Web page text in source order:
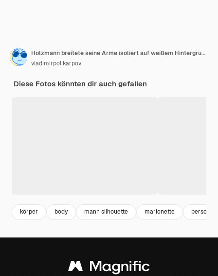
Holzmann breitete seine Arme isoliert auf weißem Hintergrund aus Hochwertiges Foto
vladimirpolikarpov
Diese Fotos könnten dir auch gefallen
körper body mann silhouette marionette person